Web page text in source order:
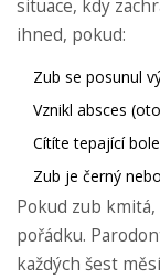
situace, kdy
ihned, pokud:
Zub se posunul
Vznikl absces
Cítíte tepající
Zub je černý
Pokud zub
pořádku.
každých šest